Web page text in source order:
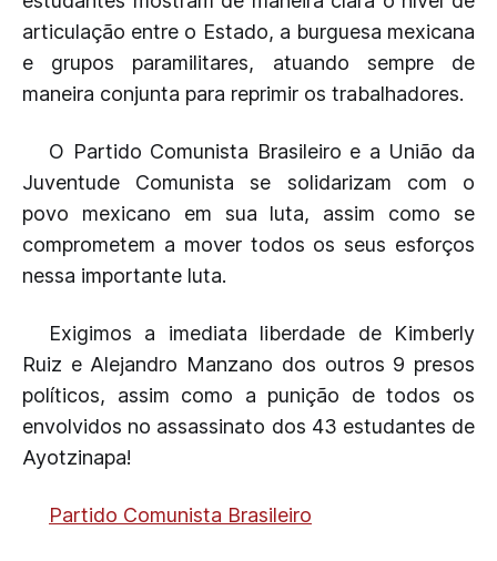
articulação entre o Estado, a burguesa mexicana
e grupos paramilitares, atuando sempre de
maneira conjunta para reprimir os trabalhadores.
O Partido Comunista Brasileiro e a União da
Juventude Comunista se solidarizam com o
povo mexicano em sua luta, assim como se
comprometem a mover todos os seus esforços
nessa importante luta.
Exigimos a imediata liberdade de Kimberly
Ruiz e Alejandro Manzano dos outros 9 presos
políticos, assim como a punição de todos os
envolvidos no assassinato dos 43 estudantes de
Ayotzinapa!
Partido Comunista Brasileiro